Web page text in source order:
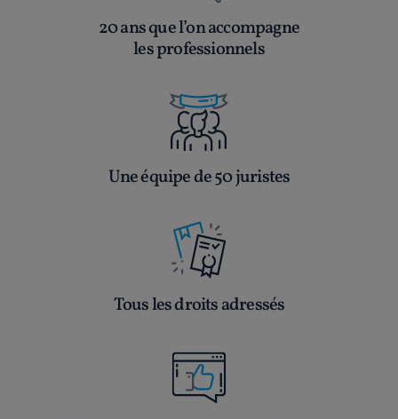
20 ans que l’on accompagne
les professionnels
Une équipe de 50 juristes
Tous les droits adressés